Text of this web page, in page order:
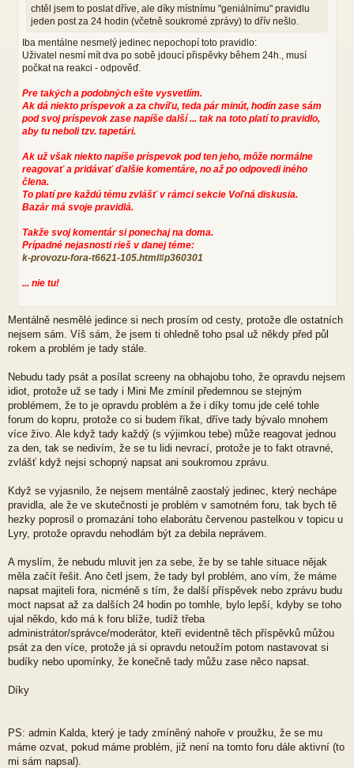
chtěl jsem to poslat dříve, ale díky místnímu "geniálnímu" pravidlu
jeden post za 24 hodin (včetně soukromé zprávy) to dřív nešlo.
Iba mentálne nesmelý jedinec nepochopí toto pravidlo:
Uživatel nesmí mít dva po sobě jdoucí přispěvky během 24h., musí
počkat na reakci - odpověď.
Pre takých a podobných ešte vysvetlím.
Ak dá niekto príspevok a za chvíľu, teda pár minút, hodín zase sám
pod svoj príspevok zase napíše další ... tak na toto platí to pravidlo,
aby tu neboli tzv. tapetári.
Ak už však niekto napíše príspevok pod ten jeho, môže normálne
reagovať a pridávať ďalšie komentáre, no až po odpovedi iného
člena.
To platí pre každú tému zvlášť v rámci sekcie Voľná diskusia.
Bazár má svoje pravidlá.
Takže svoj komentár si ponechaj na doma.
Prípadné nejasnosti rieš v danej téme:
k-provozu-fora-t6621-105.html#p360301
... nie tu!
Mentálně nesmělé jedince si nech prosím od cesty, protože dle ostatních
nejsem sám. Víš sám, že jsem ti ohledně toho psal už někdy před půl
rokem a problém je tady stále.
Nebudu tady psát a posílat screeny na obhajobu toho, že opravdu nejsem
idiot, protože už se tady i Mini Me zmínil předemnou se stejným
problémem, že to je opravdu problém a že i díky tomu jde celé tohle
forum do kopru, protože co si budem říkat, dříve tady bývalo mnohem
více živo. Ale když tady každý (s výjimkou tebe) může reagovat jednou
za den, tak se nedivím, že se tu lidi nevrací, protože je to fakt otravné,
zvlášť když nejsi schopný napsat ani soukromou zprávu.
Když se vyjasnilo, že nejsem mentálně zaostalý jedinec, který nechápe
pravidla, ale že ve skutečnosti je problém v samotném foru, tak bych tě
hezky poprosil o promazání toho elaborátu červenou pastelkou v topicu u
Lyry, protože opravdu nehodlám být za debila neprávem.
A myslím, že nebudu mluvit jen za sebe, že by se tahle situace nějak
měla začít řešit. Ano četl jsem, že tady byl problém, ano vím, že máme
napsat majiteli fora, nicméně s tím, že další příspěvek nebo zprávu budu
moct napsat až za dalších 24 hodin po tomhle, bylo lepší, kdyby se toho
ujal někdo, kdo má k foru blíže, tudíž třeba
administrátor/správce/moderátor, kteří evidentně těch příspěvků můžou
psát za den více, protože já si opravdu netoužím potom nastavovat si
budíky nebo upomínky, že konečně tady můžu zase něco napsat.
Díky
PS: admin Kalda, který je tady zmíněný nahoře v proužku, že se mu
máme ozvat, pokud máme problém, již není na tomto foru dále aktivní (to
mi sám napsal).